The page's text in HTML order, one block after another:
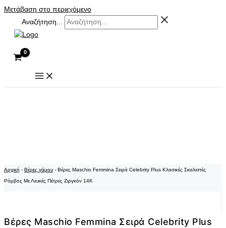
Μετάβαση στο περιεχόμενο
Αναζήτηση...
Αρχική - Βέρες γάμου - Βέρες Maschio Femmina Σειρά Celebrity Plus Κλασικές Σκαλιστές
Ρόμβος Με Λευκές Πέτρες Ζιργκόν 14K
Βέρες Maschio Femmina Σειρά Celebrity Plus